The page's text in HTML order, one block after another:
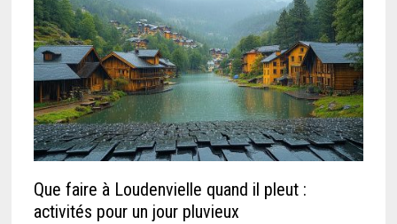
Que faire à Loudenvielle quand il pleut :
activités pour un jour pluvieux